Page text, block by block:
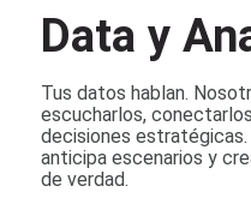
Data y
Tus datos hablan.
escucharlos,
decisiones
anticipa escenarios y
de verdad.